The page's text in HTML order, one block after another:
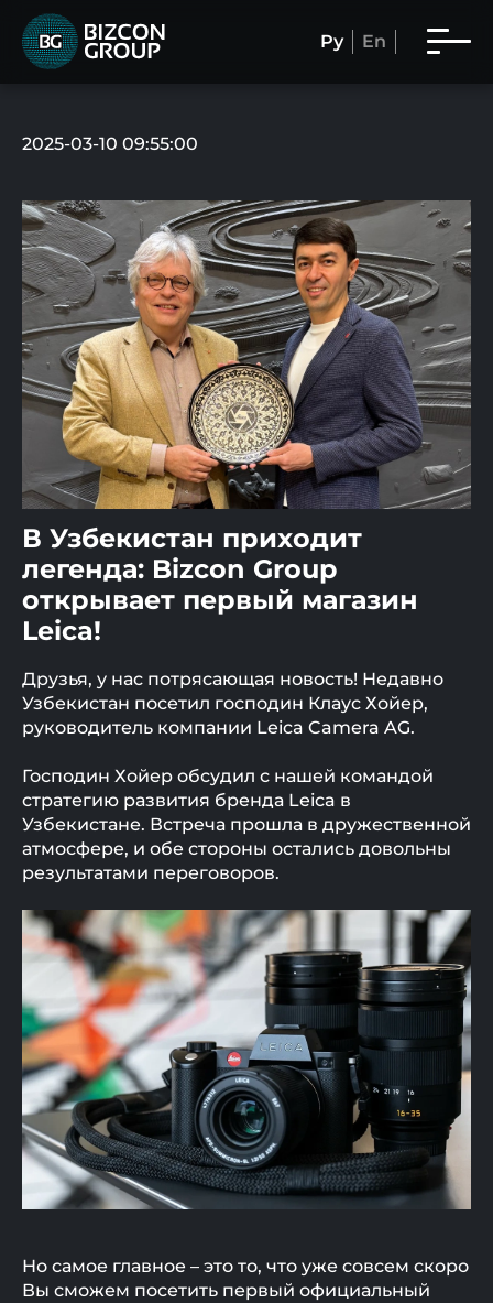
Ру En
2025-03-10 09:55:00
В Узбекистан приходит
легенда: Bizcon Group
открывает первый магазин
Leica!
Друзья, у нас потрясающая новость! Недавно
Узбекистан посетил господин Клаус Хойер,
руководитель компании Leica Camera AG.
Господин Хойер обсудил с нашей командой
стратегию развития бренда Leica в
Узбекистане. Встреча прошла в дружественной
атмосфере, и обе стороны остались довольны
результатами переговоров.
Но самое главное – это то, что уже совсем скоро
Вы сможем посетить первый официальный